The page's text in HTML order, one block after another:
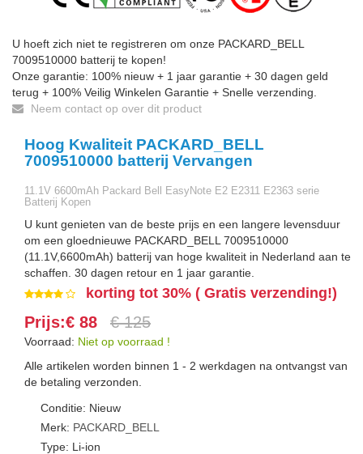
U hoeft zich niet te registreren om onze PACKARD_BELL
7009510000 batterij te kopen!
Onze garantie: 100% nieuw + 1 jaar garantie + 30 dagen geld
terug + 100% Veilig Winkelen Garantie + Snelle verzending.
Neem contact op over dit product
Hoog Kwaliteit PACKARD_BELL
7009510000 batterij Vervangen
11.1V 6600mAh Packard Bell EasyNote E2 E2311 E2363 serie
Batterij Kopen
U kunt genieten van de beste prijs en een langere levensduur
om een gloednieuwe PACKARD_BELL 7009510000
(11.1V,6600mAh) batterij van hoge kwaliteit in Nederland aan te
schaffen. 30 dagen retour en 1 jaar garantie.
korting tot 30% ( Gratis verzending!)
Prijs:€ 88 € 125
Voorraad: Niet op voorraad !
Alle artikelen worden binnen 1 - 2 werkdagen na ontvangst van
de betaling verzonden.
Conditie: Nieuw
Merk: PACKARD_BELL
Type: Li-ion